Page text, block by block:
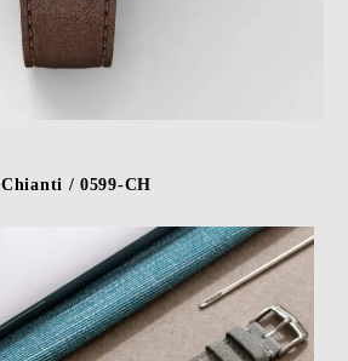
Chianti / 0599-CH